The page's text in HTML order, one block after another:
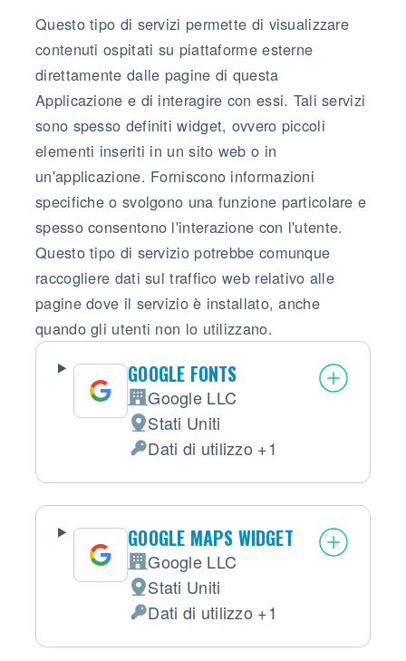
Questo tipo di servizi permette di visualizzare
contenuti ospitati su piattaforme esterne
direttamente dalle pagine di questa
Applicazione e di interagire con essi. Tali servizi
sono spesso definiti widget, ovvero piccoli
elementi inseriti in un sito web o in
un'applicazione. Forniscono informazioni
specifiche o svolgono una funzione particolare e
spesso consentono l'interazione con l'utente.
Questo tipo di servizio potrebbe comunque
raccogliere dati sul traffico web relativo alle
pagine dove il servizio è installato, anche
quando gli utenti non lo utilizzano.
GOOGLE FONTS
Azienda:
Google LLC
Luogo del trattamento:
Stati Uniti
Dati Personali trattati:
Dati di utilizzo +1
GOOGLE MAPS WIDGET
Azienda:
Google LLC
Luogo del trattamento:
Stati Uniti
Dati Personali trattati:
Dati di utilizzo +1